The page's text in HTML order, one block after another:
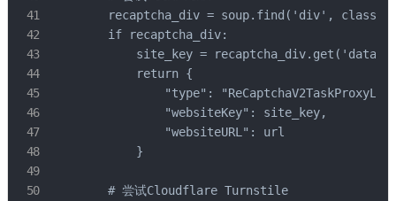
recaptcha_div = soup.find('div',
        if recaptcha_div:
site_key = recaptcha_div.get('data-
            return {
"type":
                "websiteKey": site_key,
                "websiteURL": url
            }
        # 尝试Cloudflare Turnstile